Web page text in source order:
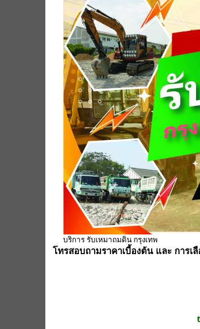
บริการ รับเหมาถมดิน กรุงเทพ
โทรสอบถามราคาเบี้องต้น และ การ